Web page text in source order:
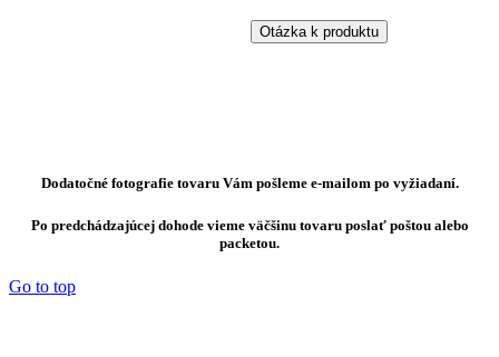
Otázka k produktu
Dodatočné fotografie tovaru Vám pošleme e-mailom po vyžiadaní.
Po predchádzajúcej dohode vieme väčšinu tovaru poslať poštou alebo
packetou.
Go to top